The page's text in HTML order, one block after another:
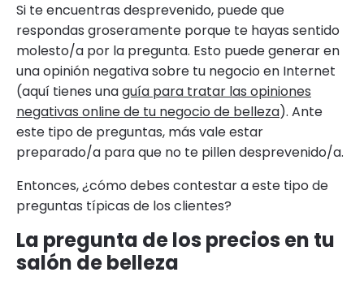
Si te encuentras desprevenido, puede que
respondas groseramente porque te hayas sentido
molesto/a por la pregunta. Esto puede generar en
una opinión negativa sobre tu negocio en Internet
(aquí tienes unaguía para tratar las opiniones
negativas online de tu negocio de belleza). Ante
este tipo de preguntas, más vale estar
preparado/a para que no te pillen desprevenido/a.
Entonces, ¿cómo debes contestar a este tipo de
preguntas típicas de los clientes?
La pregunta de los precios en tu
salón de belleza